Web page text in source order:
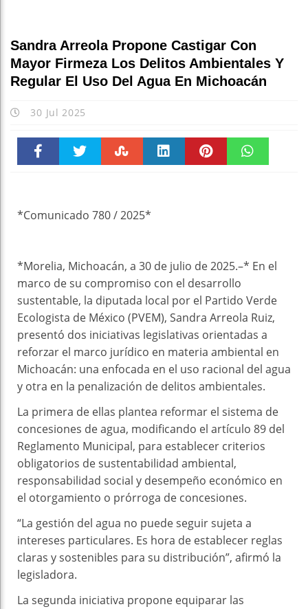
Sandra Arreola Propone Castigar Con
Mayor Firmeza Los Delitos Ambientales Y
Regular El Uso Del Agua En Michoacán
30 Jul 2025
*Comunicado 780 / 2025*
*Morelia, Michoacán, a 30 de julio de 2025.–* En el
marco de su compromiso con el desarrollo
sustentable, la diputada local por el Partido Verde
Ecologista de México (PVEM), Sandra Arreola Ruiz,
presentó dos iniciativas legislativas orientadas a
reforzar el marco jurídico en materia ambiental en
Michoacán: una enfocada en el uso racional del agua
y otra en la penalización de delitos ambientales.
La primera de ellas plantea reformar el sistema de
concesiones de agua, modificando el artículo 89 del
Reglamento Municipal, para establecer criterios
obligatorios de sustentabilidad ambiental,
responsabilidad social y desempeño económico en
el otorgamiento o prórroga de concesiones.
“La gestión del agua no puede seguir sujeta a
intereses particulares. Es hora de establecer reglas
claras y sostenibles para su distribución”, afirmó la
legisladora.
La segunda iniciativa propone equiparar las